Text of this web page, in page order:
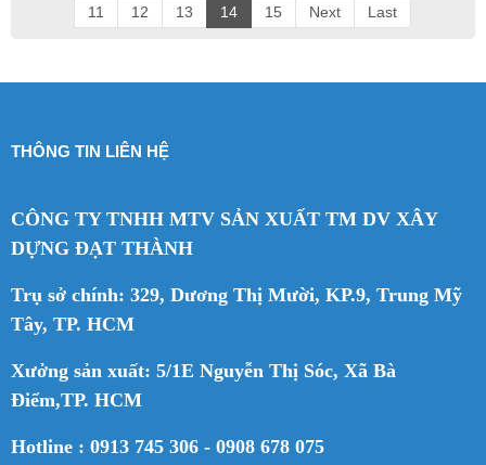
11
12 13 14 15 Next Last
THÔNG TIN LIÊN HỆ
CÔNG TY TNHH MTV SẢN XUẤT TM DV XÂY
DỰNG ĐẠT THÀNH
Trụ sở chính: 329, Dương Thị Mười, KP.9, Trung Mỹ
Tây, TP. HCM
Xưởng sản xuất: 5/1E Nguyễn Thị Sóc, Xã Bà
Điểm,TP. HCM
Hotline : 0913 745 306 - 0908 678 075